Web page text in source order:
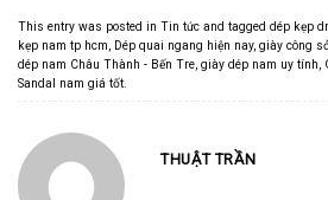
This entry was posted in Tin tức and tagged dép kẹp
kẹp nam tp hcm, Dép quai ngang hiện nay, giày công
dép nam Châu Thành - Bến Tre, giày dép nam uy tính,
Sandal nam giá tốt.
THUẬT TRẦN